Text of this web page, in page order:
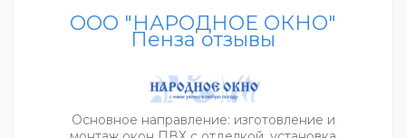
ООО "НАРОДНОЕ ОКНО"
Пенза отзывы
Основное направление: изготовление и